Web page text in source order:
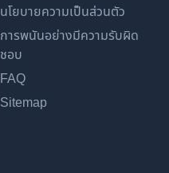
นโยบายความเป็นส่วนตัว
การพนันอย่างมีความรับผิด
ชอบ
FAQ
Sitemap